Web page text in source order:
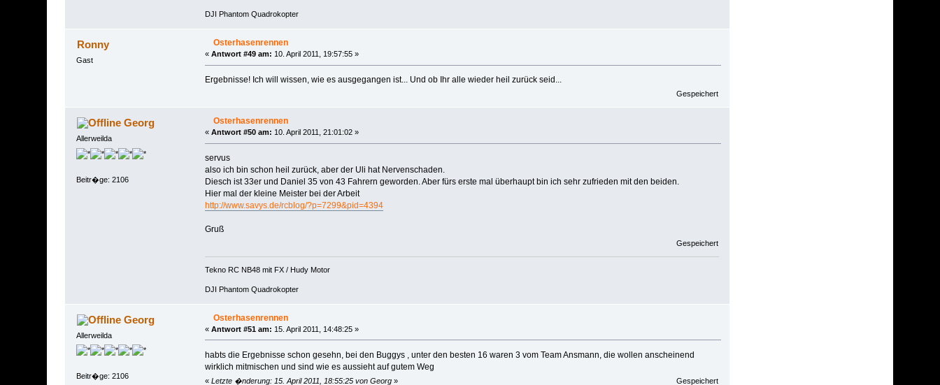
DJI Phantom Quadrokopter
Ronny
Gast
Osterhasenrennen
« Antwort #49 am: 10. April 2011, 19:57:55 »
Ergebnisse! Ich will wissen, wie es ausgegangen ist... Und ob Ihr alle wieder heil zurück seid...
Gespeichert
Georg
Allerweilda
Beitr�ge: 2106
Osterhasenrennen
« Antwort #50 am: 10. April 2011, 21:01:02 »
servus
also ich bin schon heil zurück, aber der Uli hat Nervenschaden.
Diesch ist 33er und Daniel 35 von 43 Fahrern geworden. Aber fürs erste mal überhaupt bin ich sehr zufrieden mit den beiden.
Hier mal der kleine Meister bei der Arbeit
http://www.savys.de/rcblog/?p=7299&pid=4394
Gruß
Gespeichert
Tekno RC NB48 mit FX / Hudy Motor
DJI Phantom Quadrokopter
Georg
Allerweilda
Beitr�ge: 2106
Osterhasenrennen
« Antwort #51 am: 15. April 2011, 14:48:25 »
habts die Ergebnisse schon gesehn, bei den Buggys , unter den besten 16 waren 3 vom Team Ansmann, die wollen anscheinend
wirklich mitmischen und sind wie es aussieht auf gutem Weg
« Letzte �nderung: 15. April 2011, 18:55:25 von Georg» Gespeichert